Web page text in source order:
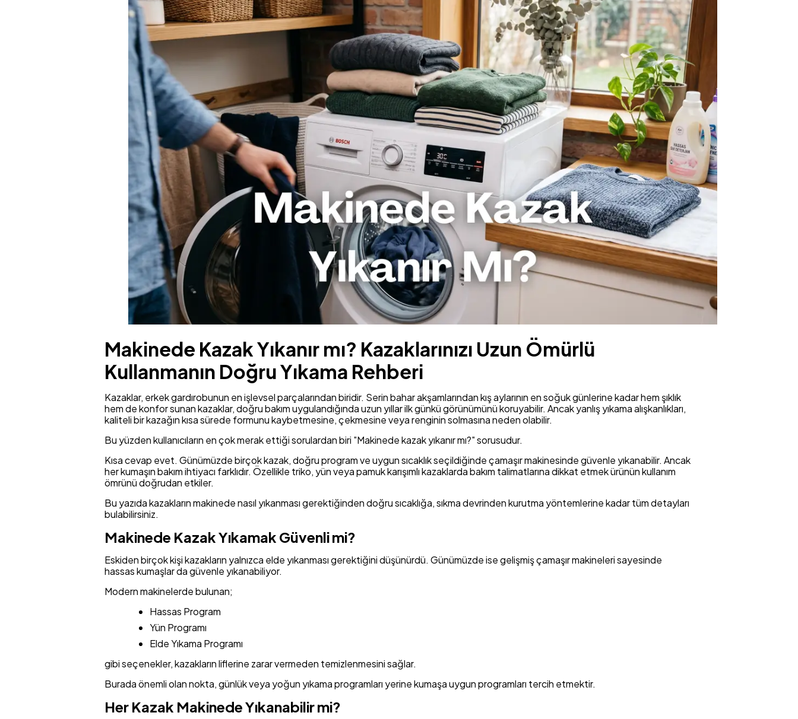
Makinede Kazak Yıkanır mı? Kazaklarınızı Uzun Ömürlü
Kullanmanın Doğru Yıkama Rehberi
Kazaklar, erkek gardırobunun en işlevsel parçalarından biridir. Serin bahar akşamlarından kış aylarının en soğuk günlerine kadar hem şıklık
hem de konfor sunan kazaklar, doğru bakım uygulandığında uzun yıllar ilk günkü görünümünü koruyabilir. Ancak yanlış yıkama alışkanlıkları,
kaliteli bir kazağın kısa sürede formunu kaybetmesine, çekmesine veya renginin solmasına neden olabilir.
Bu yüzden kullanıcıların en çok merak ettiği sorulardan biri "Makinede kazak yıkanır mı?" sorusudur.
Kısa cevap evet. Günümüzde birçok kazak, doğru program ve uygun sıcaklık seçildiğinde çamaşır makinesinde güvenle yıkanabilir. Ancak
her kumaşın bakım ihtiyacı farklıdır. Özellikle triko, yün veya pamuk karışımlı kazaklarda bakım talimatlarına dikkat etmek ürünün kullanım
ömrünü doğrudan etkiler.
Bu yazıda kazakların makinede nasıl yıkanması gerektiğinden doğru sıcaklığa, sıkma devrinden kurutma yöntemlerine kadar tüm detayları
bulabilirsiniz.
Makinede Kazak Yıkamak Güvenli mi?
Eskiden birçok kişi kazakların yalnızca elde yıkanması gerektiğini düşünürdü. Günümüzde ise gelişmiş çamaşır makineleri sayesinde
hassas kumaşlar da güvenle yıkanabiliyor.
Modern makinelerde bulunan;
Hassas Program
Yün Programı
Elde Yıkama Programı
gibi seçenekler, kazakların liflerine zarar vermeden temizlenmesini sağlar.
Burada önemli olan nokta, günlük veya yoğun yıkama programları yerine kumaşa uygun programları tercih etmektir.
Her Kazak Makinede Yıkanabilir mi?